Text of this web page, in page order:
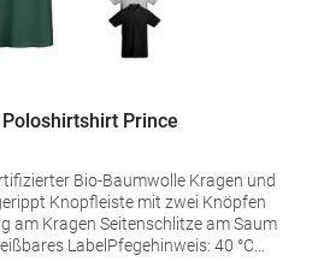
Poloshirtshirt Prince
Bio-Baumwolle Kragen und
Knöpfen
am Saum